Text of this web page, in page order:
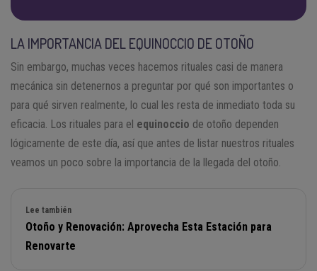
LA IMPORTANCIA DEL EQUINOCCIO DE OTOÑO
Sin embargo, muchas veces hacemos rituales casi de manera
mecánica sin detenernos a preguntar por qué son importantes o
para qué sirven realmente, lo cual les resta de inmediato toda su
eficacia. Los rituales para el equinoccio de otoño dependen
lógicamente de este día, así que antes de listar nuestros rituales
veamos un poco sobre la importancia de la llegada del otoño.
Lee también
Otoño y Renovación: Aprovecha Esta Estación para
Renovarte